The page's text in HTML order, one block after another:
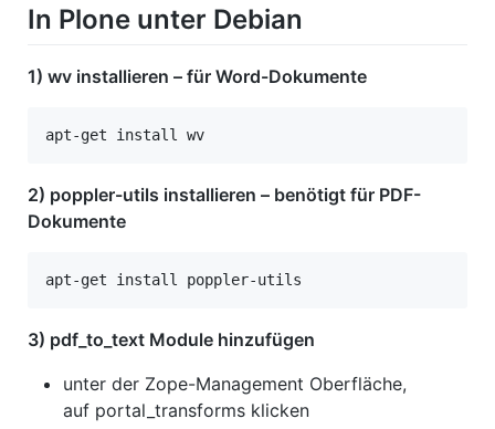
In Plone unter Debian
1) wv installieren – für Word-Dokumente
apt-get install wv
2) poppler-utils installieren – benötigt für PDF-
Dokumente
apt-get install poppler-utils
3) pdf_to_text Module hinzufügen
unter der Zope-Management Oberfläche,
auf portal_transforms klicken